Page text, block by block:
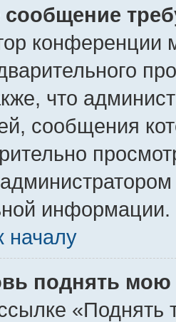
конференции
что
сообщения
информации.
началу
поднять мою
«Поднять